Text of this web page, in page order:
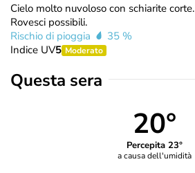
Cielo molto nuvoloso con schiarite corte.
Rovesci possibili.
Rischio di pioggia
35 %
Indice UV5 Moderato
Questa sera
20°
Percepita 23°
a causa dell'umidità